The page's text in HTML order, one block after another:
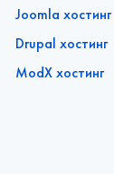
Joomla хостинг
Drupal хостинг
ModX хостинг